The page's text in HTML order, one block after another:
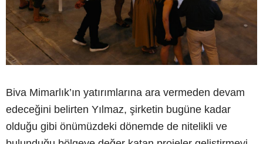
Biva Mimarlık’ın yatırımlarına ara vermeden devam
edeceğini belirten Yılmaz, şirketin bugüne kadar
olduğu gibi önümüzdeki dönemde de nitelikli ve